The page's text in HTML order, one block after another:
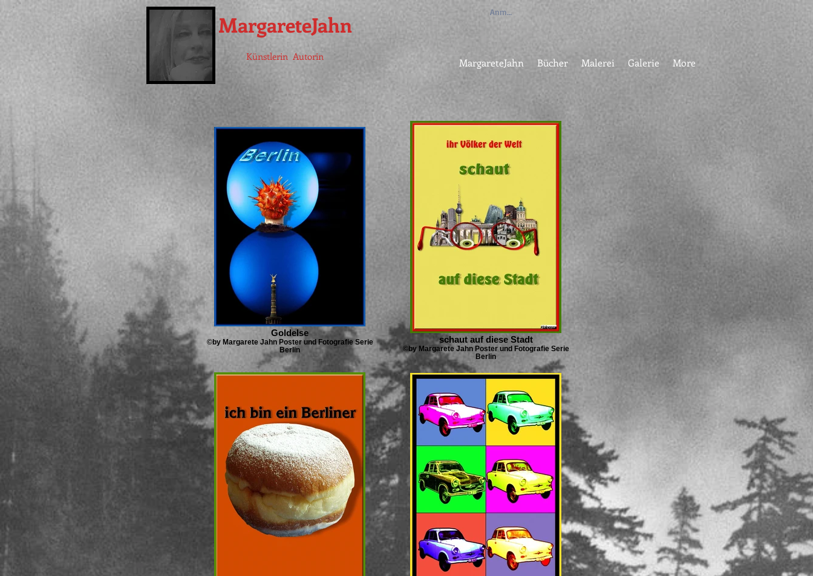
MargareteJahn
Künstlerin Autorin MargareteJahn Bücher Malerei Galerie More
Anmelden
Goldelse
©by Margarete Jahn Poster und Fotografie Serie
Berlin
schaut auf diese Stadt
©by Margarete Jahn Poster und Fotografie Serie
Berlin